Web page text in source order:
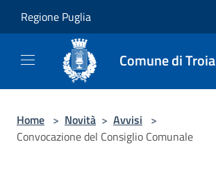
Regione Puglia
Comune di Troia
Home > Novità > Avvisi >
Convocazione del Consiglio Comunale